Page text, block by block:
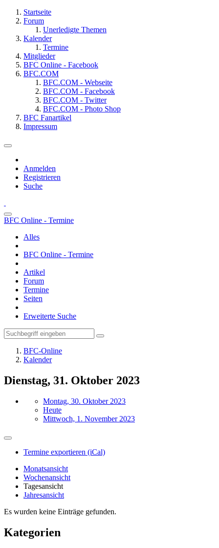
Startseite
Forum
Unerledigte Themen
Kalender
Termine
Mitglieder
BFC Online - Facebook
BFC.COM
BFC.COM - Webseite
BFC.COM - Facebook
BFC.COM - Twitter
BFC.COM - Photo Shop
BFC Fanartikel
Impressum
Anmelden
Registrieren
Suche
BFC Online - Termine
Alles
BFC Online - Termine
Artikel
Forum
Termine
Seiten
Erweiterte Suche
BFC-Online
Kalender
Dienstag, 31. Oktober 2023
Montag, 30. Oktober 2023
Heute
Mittwoch, 1. November 2023
Termine exportieren (iCal)
Monatsansicht
Wochenansicht
Tagesansicht
Jahresansicht
Es wurden keine Einträge gefunden.
Kategorien